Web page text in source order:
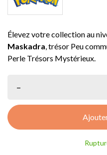
Élevez votre collection au
Maskadra, trésor Peu
Perle Trésors Mystérieux.
–